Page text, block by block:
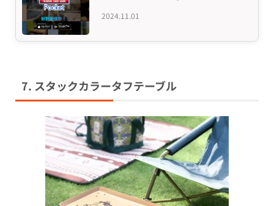
2024.11.01
7. スタックカラータフテーブル